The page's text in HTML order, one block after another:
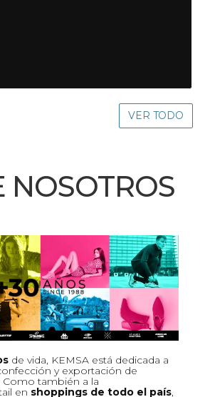
VER TODO
NOSOTROS
de vida, KEMSA está dedicada a
y exportación de
Como también a la
en shoppings de todo el país,